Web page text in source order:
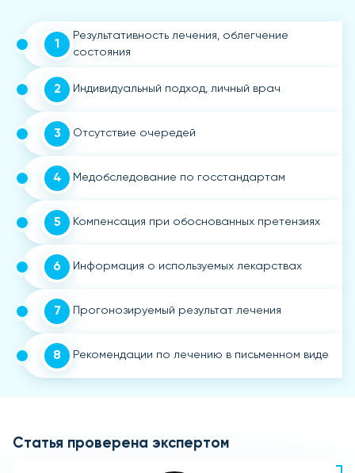
1
Результативность лечения, облегчение
состояния
2 Индивидуальный подход, личный врач
3 Отсутствие очередей
4 Медобследование по госстандартам
5 Компенсация при обоснованных претензиях
6 Информация о используемых лекарствах
7 Прогонозируемый результат лечения
8 Рекомендации по лечению в письменном виде
Статья проверена экспертом